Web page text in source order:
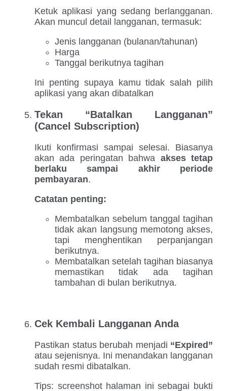
Ketuk aplikasi yang sedang berlangganan.
Akan muncul detail langganan, termasuk:
Jenis langganan (bulanan/tahunan)
Harga
Tanggal berikutnya tagihan
Ini penting supaya kamu tidak salah pilih
aplikasi yang akan dibatalkan
Tekan “Batalkan Langganan”
(Cancel Subscription)
Ikuti konfirmasi sampai selesai. Biasanya
akan ada peringatan bahwa akses tetap
berlaku sampai akhir periode
pembayaran.
Catatan penting:
Membatalkan sebelum tanggal tagihan
tidak akan langsung memotong akses,
tapi menghentikan perpanjangan
berikutnya.
Membatalkan setelah tagihan biasanya
memastikan tidak ada tagihan
tambahan di bulan berikutnya.
Cek Kembali Langganan Anda
Pastikan status berubah menjadi “Expired”
atau sejenisnya. Ini menandakan langganan
sudah resmi dibatalkan.
Tips: screenshot halaman ini sebagai bukti